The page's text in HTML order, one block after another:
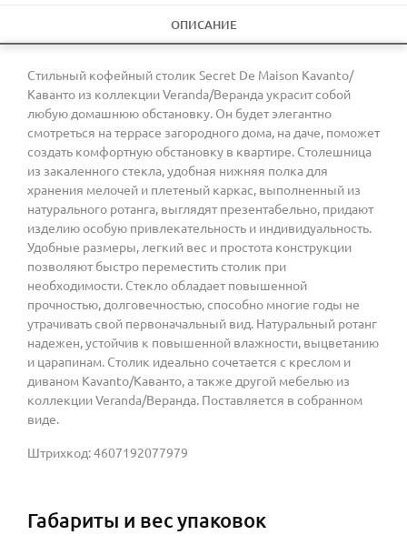
ОПИСАНИЕ
Стильный кофейный столик Secret De Maison Kavanto/
Каванто из коллекции Veranda/Веранда украсит собой
любую домашнюю обстановку. Он будет элегантно
смотреться на террасе загородного дома, на даче, поможет
создать комфортную обстановку в квартире. Столешница
из закаленного стекла, удобная нижняя полка для
хранения мелочей и плетеный каркас, выполненный из
натурального ротанга, выглядят презентабельно, придают
изделию особую привлекательность и индивидуальность.
Удобные размеры, легкий вес и простота конструкции
позволяют быстро переместить столик при
необходимости. Стекло обладает повышенной
прочностью, долговечностью, способно многие годы не
утрачивать свой первоначальный вид. Натуральный ротанг
надежен, устойчив к повышенной влажности, выцветанию
и царапинам. Столик идеально сочетается с креслом и
диваном Kavanto/Каванто, а также другой мебелью из
коллекции Veranda/Веранда. Поставляется в собранном
виде.
Штрихкод: 4607192077979
Габариты и вес упаковок